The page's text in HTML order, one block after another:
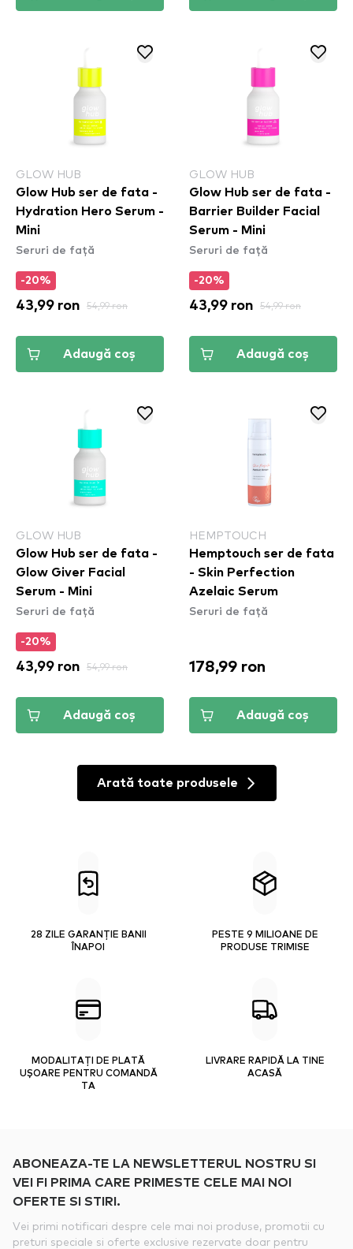
GLOW HUB
Glow Hub ser de fata -
Hydration Hero Serum -
Mini
Seruri de față
-20%
43,99 ron 54,99 ron
Adaugă coș
GLOW HUB
Glow Hub ser de fata -
Barrier Builder Facial
Serum - Mini
Seruri de față
-20%
43,99 ron 54,99 ron
Adaugă coș
GLOW HUB
Glow Hub ser de fata -
Glow Giver Facial
Serum - Mini
Seruri de față
-20%
43,99 ron 54,99 ron
Adaugă coș
HEMPTOUCH
Hemptouch ser de fata
- Skin Perfection
Azelaic Serum
Seruri de față
178,99 ron
Adaugă coș
Arată toate produsele
28 ZILE GARANȚIE BANII
ÎNAPOI
PESTE 9 MILIOANE DE
PRODUSE TRIMISE
MODALITAȚI DE PLATĂ
UȘOARE PENTRU COMANDĂ
TA
LIVRARE RAPIDĂ LA TINE
ACASĂ
ABONEAZA-TE LA NEWSLETTERUL NOSTRU SI
VEI FI PRIMA CARE PRIMESTE CELE MAI NOI
OFERTE SI STIRI.
Vei primi notificari despre cele mai noi produse, promotii cu
preturi speciale si oferte exclusive rezervate doar pentru